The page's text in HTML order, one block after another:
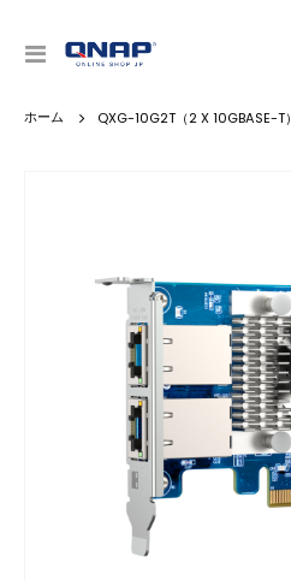
ナ
呼
QXG-10G2T（2 X 10GBASE-T）